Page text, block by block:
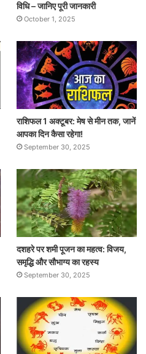
विधि – जानिए पूरी जानकारी
October 1, 2025
राशिफल 1 अक्टूबर: मेष से मीन तक, जानें
आपका दिन कैसा रहेगा!
September 30, 2025
दशहरे पर शमी पूजन का महत्व: विजय,
समृद्धि और सौभाग्य का रहस्य
September 30, 2025